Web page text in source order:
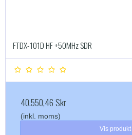
FTDX-101D HF +50MHz SDR
40.550,46 Skr
(inkl. moms)
Vis produkt